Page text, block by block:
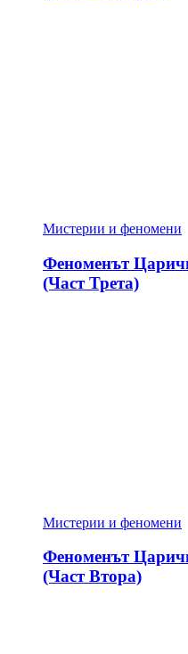
Мистерии и феномени
Феноменът
(Част Трета)
Мистерии и феномени
Феноменът
(Част Втора)